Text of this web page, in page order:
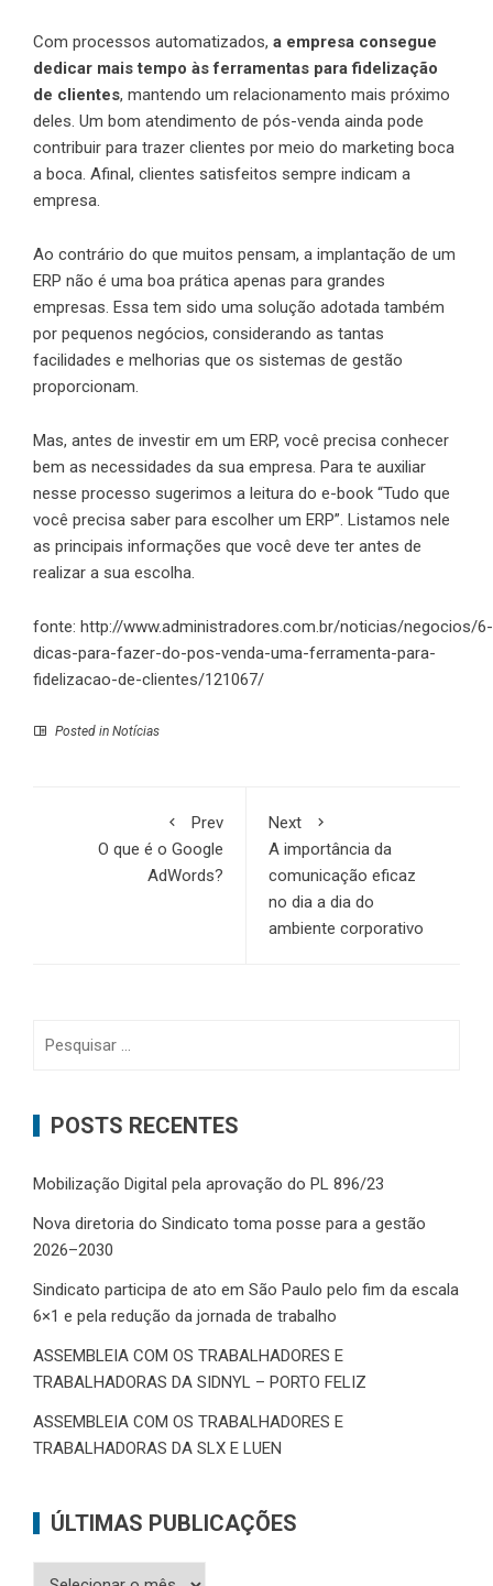
Com processos automatizados, a empresa consegue
dedicar mais tempo às ferramentas para fidelização
de clientes, mantendo um relacionamento mais próximo
deles. Um bom atendimento de pós-venda ainda pode
contribuir para trazer clientes por meio do marketing boca
a boca. Afinal, clientes satisfeitos sempre indicam a
empresa.
Ao contrário do que muitos pensam, a implantação de um
ERP não é uma boa prática apenas para grandes
empresas. Essa tem sido uma solução adotada também
por pequenos negócios, considerando as tantas
facilidades e melhorias que os sistemas de gestão
proporcionam.
Mas, antes de investir em um ERP, você precisa conhecer
bem as necessidades da sua empresa. Para te auxiliar
nesse processo sugerimos a leitura do e-book “Tudo que
você precisa saber para escolher um ERP”. Listamos nele
as principais informações que você deve ter antes de
realizar a sua escolha.
fonte: http://www.administradores.com.br/noticias/negocios/6-
dicas-para-fazer-do-pos-venda-uma-ferramenta-para-
fidelizacao-de-clientes/121067/
Posted in Notícias
Prev
O que é o Google
AdWords?
Next
A importância da
comunicação eficaz
no dia a dia do
ambiente corporativo
POSTS RECENTES
Mobilização Digital pela aprovação do PL 896/23
Nova diretoria do Sindicato toma posse para a gestão
2026–2030
Sindicato participa de ato em São Paulo pelo fim da escala
6×1 e pela redução da jornada de trabalho
ASSEMBLEIA COM OS TRABALHADORES E
TRABALHADORAS DA SIDNYL – PORTO FELIZ
ASSEMBLEIA COM OS TRABALHADORES E
TRABALHADORAS DA SLX E LUEN
ÚLTIMAS PUBLICAÇÕES
Últimas